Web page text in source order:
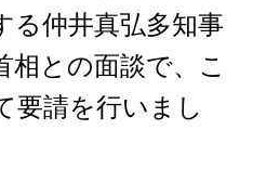
る仲井真弘多知事
相との面談で、こ
要請を行いまし